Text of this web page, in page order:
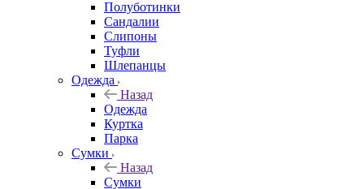
Полуботинки
Сандалии
Слипоны
Туфли
Шлепанцы
Одежда
Назад
Одежда
Куртка
Парка
Сумки
Назад
Сумки